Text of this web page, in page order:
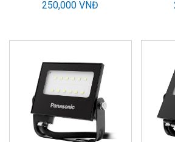
250,000 VNĐ